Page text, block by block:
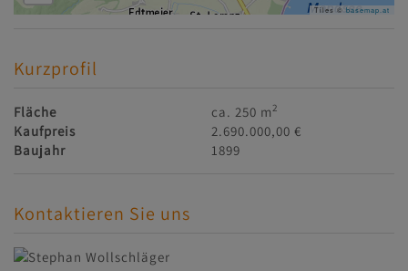
Tiles © basemap.at
Kurzprofil
Fläche ca. 250 m2
Kaufpreis
2.690.000,00 €
Baujahr
1899
Kontaktieren Sie uns